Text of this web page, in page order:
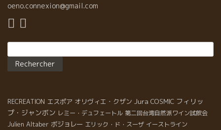
oeno.connexion@gmail.com
RECREATION エスポア オリヴィエ・クザン Jura COSMIC フィリッ
プ・ジャンボン レミー・デュフェートル 第二回台湾自然派ワイン試飲会
Julien Altaber ボジョレー エリック・ド・スーザ イーストライン